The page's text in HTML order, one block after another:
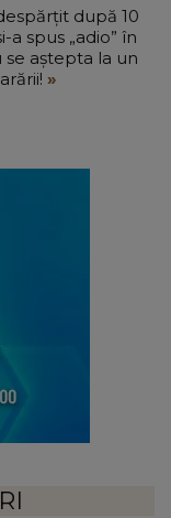
a spus „adio” în
aștepta la un